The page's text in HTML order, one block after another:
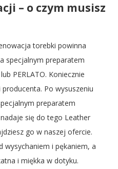
– o czym musisz
torebki powinna
specjalnym preparatem
PERLATO. Koniecznie
Po wysuszeniu
preparatem
się do tego Leather
go w naszej ofercie.
wysychaniem i pękaniem, a
i miękka w dotyku.